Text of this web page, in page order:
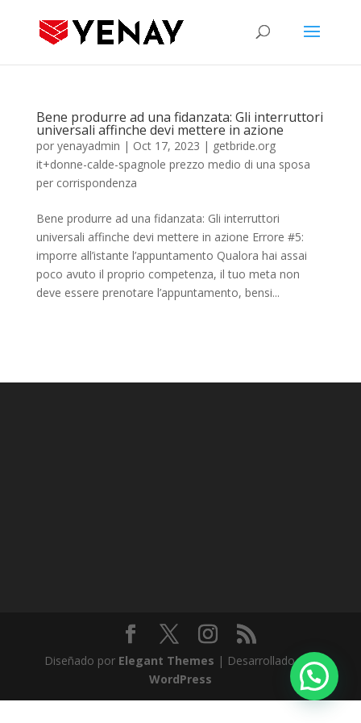
Bene produrre ad una fidanzata: Gli interruttori
universali affinche devi mettere in azione
por yenayadmin | Oct 17, 2023 | getbride.org
it+donne-calde-spagnole prezzo medio di una sposa
per corrispondenza
Bene produrre ad una fidanzata: Gli interruttori
universali affinche devi mettere in azione Errore #5:
imporre all’istante l’appuntamento Qualora hai assai
poco avuto il proprio competenza, il tuo meta non
deve essere prenotare l’appuntamento, bensi...
Diseñado por Elegant Themes | Desarrollado por
WordPress